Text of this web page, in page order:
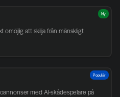
omöjlig att skilja från mänskligt
Ny
med AI-skådespelare på
Populär